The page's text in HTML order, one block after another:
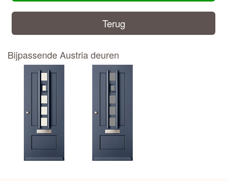
Terug
Bijpassende Austria deuren